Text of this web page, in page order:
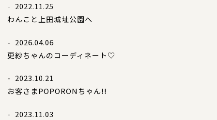
- 2022.11.25
わんこと上田城址公園へ
- 2026.04.06
更紗ちゃんのコーディネート♡
- 2023.10.21
お客さまPOPORONちゃん!!
- 2023.11.03